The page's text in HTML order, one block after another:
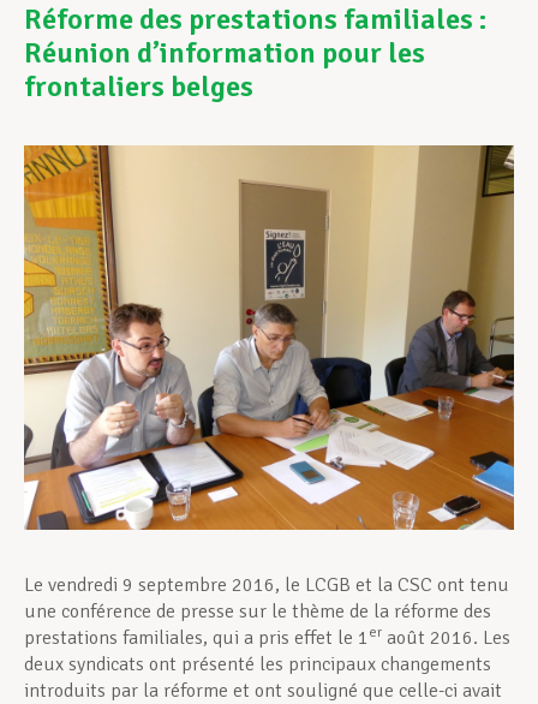
Vos droits
Développement professionnel
Devenir Membre
Actualités
Réforme des prestations familiales :
Réunion d’information pour les
frontaliers belges
Le vendredi 9 septembre 2016, le LCGB et la CSC ont tenu
une conférence de presse sur le thème de la réforme des
prestations familiales, qui a pris effet le 1 er août 2016. Les
deux syndicats ont présenté les principaux changements
introduits par la réforme et ont souligné que celle-ci avait